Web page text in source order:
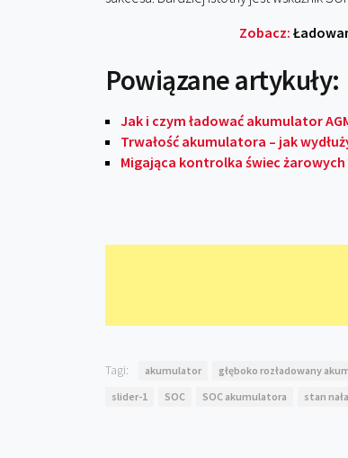
Zobacz:
Powiązane artykuły:
Jak i czym ładować akumulator
Trwałość akumulatora – jak
Migająca kontrolka świec
Tagi: akumulator głęboko rozładowany
slider-1
SOC SOC akumulatora stan